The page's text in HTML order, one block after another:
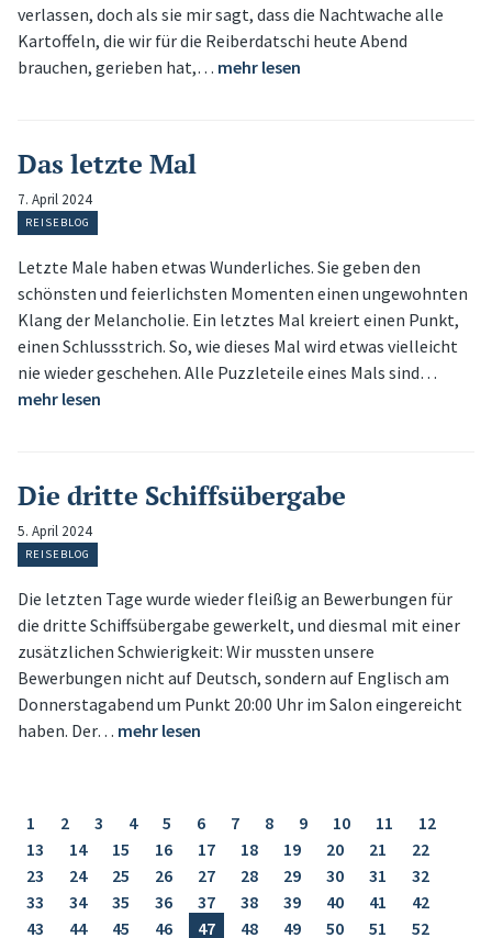
verlassen, doch als sie mir sagt, dass die Nachtwache alle
Kartoffeln, die wir für die Reiberdatschi heute Abend
brauchen, gerieben hat,… mehr lesen
Das letzte Mal
7. April 2024
REISEBLOG
Letzte Male haben etwas Wunderliches. Sie geben den
schönsten und feierlichsten Momenten einen ungewohnten
Klang der Melancholie. Ein letztes Mal kreiert einen Punkt,
einen Schlussstrich. So, wie dieses Mal wird etwas vielleicht
nie wieder geschehen. Alle Puzzleteile eines Mals sind…
mehr lesen
Die dritte Schiffsübergabe
5. April 2024
REISEBLOG
Die letzten Tage wurde wieder fleißig an Bewerbungen für
die dritte Schiffsübergabe gewerkelt, und diesmal mit einer
zusätzlichen Schwierigkeit: Wir mussten unsere
Bewerbungen nicht auf Deutsch, sondern auf Englisch am
Donnerstagabend um Punkt 20:00 Uhr im Salon eingereicht
haben. Der… mehr lesen
1 2 3 4 5 6 7 8 9 10 11
12
13
14 15 16 17 18 19 20 21
22
23
24 25 26 27 28 29 30 31
32
33
34 35 36 37 38 39 40 41
42
43
44 45 46 47 48 49 50 51 52